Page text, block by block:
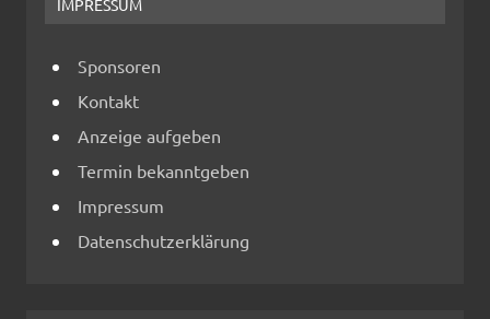
Sponsoren
Kontakt
Anzeige aufgeben
Termin bekanntgeben
Impressum
Datenschutzerklärung